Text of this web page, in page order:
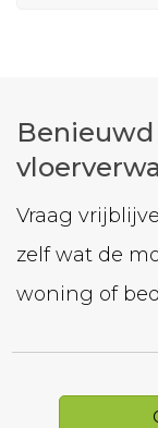
Vraag
zelf wat de
woning of